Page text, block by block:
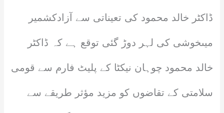
ڈاکٹر خالد محمود کی تعیناتی سے آزادکشمیر
میںخوشی کی لہر دوڑ گئی توقع ہے کہ ڈاکٹر
خالد محمود چوہان نیکٹا کے پلیٹ فارم سے قومی
سلامتی کے تقاضوں کو مزید مؤثر طریقے سے